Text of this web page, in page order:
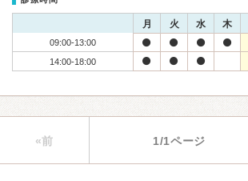
月 火 水 木
09:00-13:00
14:00-18:00
«前 1/1ページ